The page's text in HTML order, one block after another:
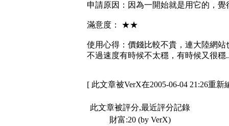
申請原因：因為一開始就是用它的，
滿意度： ★★
使用心得：價錢比較不貴，連大陸網站
不過速度有時候不太穩，有時候又很穩
[ 此文章被VerX在2005-06-04 21:26重新
此文章被評分,最近評分記錄
財富:20 (by VerX)